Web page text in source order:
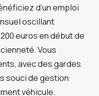
d’un emploi
oscillant
euros en début de
Vous
avec des gardes
souci de gestion
véhicule.